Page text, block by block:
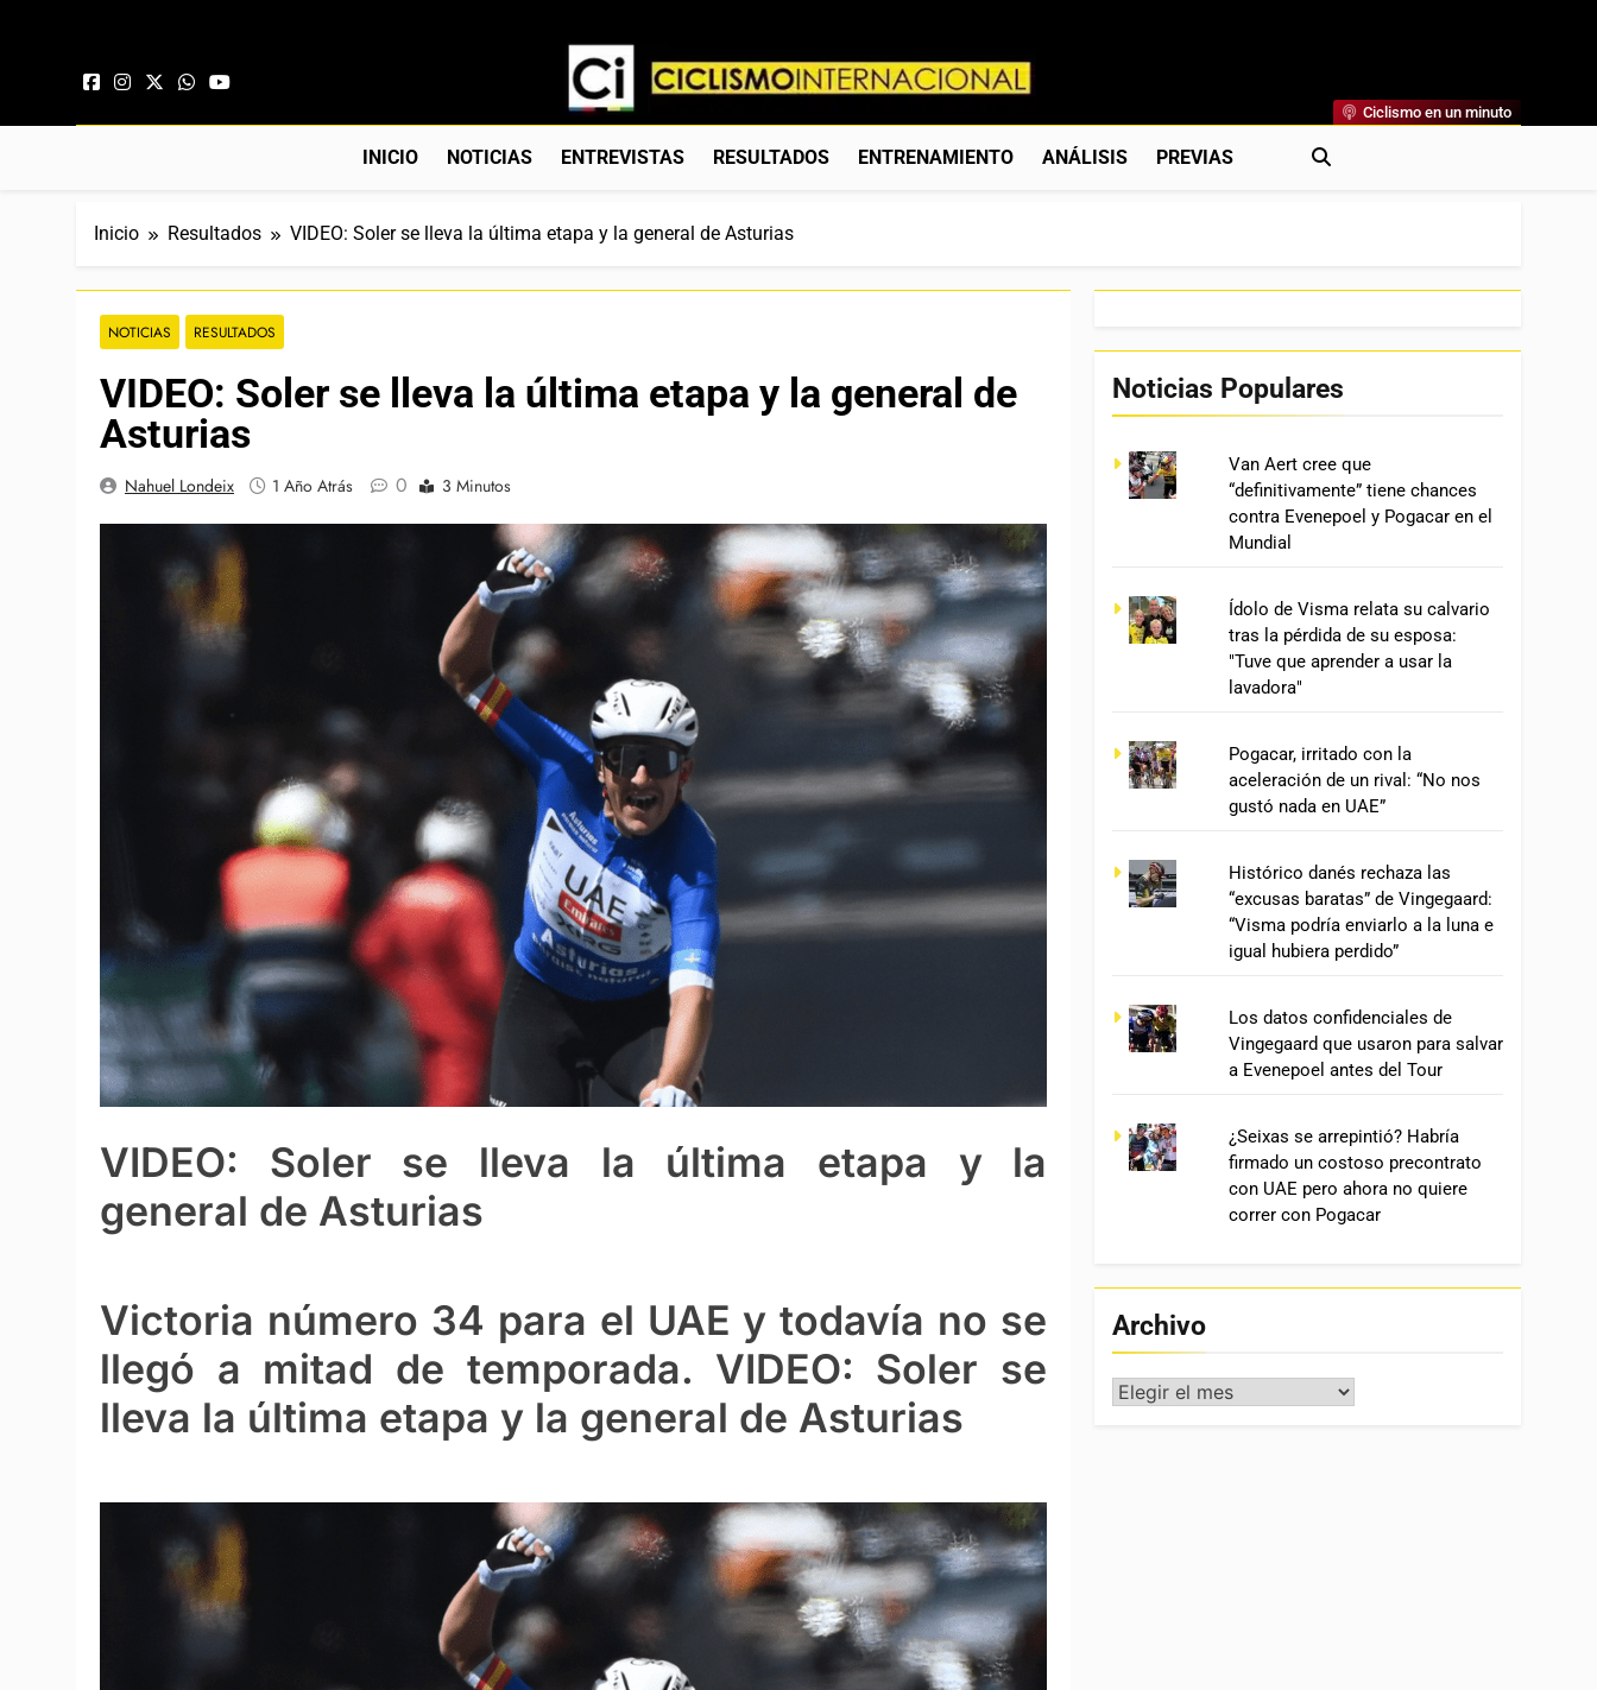
Ciclismo Internacional
Web Dedicada Al Ciclismo Mundial. Entrevistas, Análisis, Crónicas, Previas Y Más. La Web Ciclista De Referencia.
Ciclismo en un minuto
INICIO NOTICIAS ENTREVISTAS RESULTADOS ENTRENAMIENTO ANÁLISIS PREVIAS
Inicio Resultados VIDEO: Soler se lleva la última etapa y la general de Asturias
NOTICIAS RESULTADOS
VIDEO: Soler se lleva la última etapa y la general de
Asturias
Nahuel Londeix 1 Año Atrás 0 3 Minutos
VIDEO: Soler se lleva la última etapa y la
general de Asturias
Victoria número 34 para el UAE y todavía no se
llegó a mitad de temporada. VIDEO: Soler se
lleva la última etapa y la general de Asturias
Noticias Populares
Van Aert cree que
“definitivamente” tiene chances
contra Evenepoel y Pogacar en el
Mundial
Ídolo de Visma relata su calvario
tras la pérdida de su esposa:
"Tuve que aprender a usar la
lavadora"
Pogacar, irritado con la
aceleración de un rival: “No nos
gustó nada en UAE”
Histórico danés rechaza las
“excusas baratas” de Vingegaard:
“Visma podría enviarlo a la luna e
igual hubiera perdido”
Los datos confidenciales de
Vingegaard que usaron para salvar
a Evenepoel antes del Tour
¿Seixas se arrepintió? Habría
firmado un costoso precontrato
con UAE pero ahora no quiere
correr con Pogacar
Archivo
Archivo